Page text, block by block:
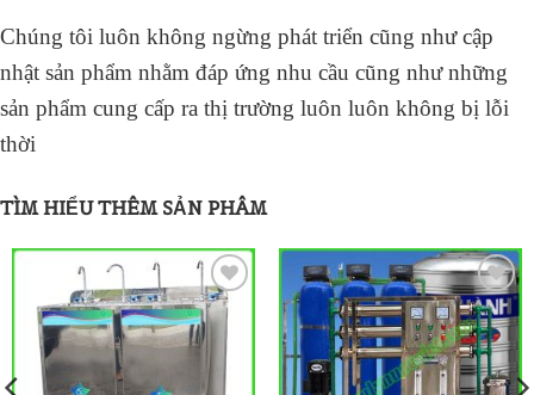
Chúng tôi luôn không ngừng phát triển cũng như cập
nhật sản phẩm nhằm đáp ứng nhu cầu cũng như những
sản phẩm cung cấp ra thị trường luôn luôn không bị lỗi
thời
TÌM HIỂU THÊM SẢN PHÂM
ADD TO
WISHLIST
ADD TO
WISHLIST